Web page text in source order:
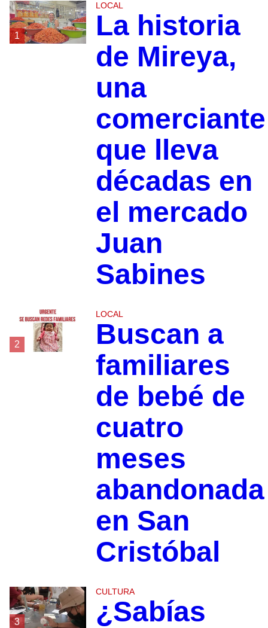
1
LOCAL
La historia
de Mireya,
una
comerciante
que lleva
décadas en
el mercado
Juan
Sabines
2
LOCAL
Buscan a
familiares
de bebé de
cuatro
meses
abandonada
en San
Cristóbal
3
CULTURA
¿Sabías